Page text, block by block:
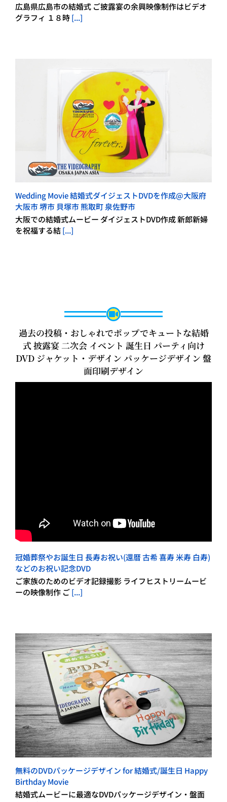
広島県広島市の結婚式 ご披露宴の余興映像制作はビデオ
グラフィ １８時[...]
Wedding Movie 結婚式ダイジェストDVDを作成@大阪府
大阪市 堺市 貝塚市 熊取町 泉佐野市
大阪での結婚式ムービー ダイジェストDVD作成 新郎新婦
を祝福する結[...]
過去の投稿・おしゃれでポップでキュートな結婚
式 披露宴 二次会 イベント 誕生日 パーティ向け
DVD ジャケット・デザイン パッケージデザイン 盤
面印刷デザイン
冠婚葬祭やお誕生日 長寿お祝い(還暦 古希 喜寿 米寿 白寿)
などのお祝い記念DVD
ご家族のためのビデオ記録撮影 ライフヒストリームービ
ーの映像制作 ご[...]
無料のDVDパッケージデザイン for 結婚式/誕生日 Happy
Birthday Movie
結婚式ムービーに最適なDVDパッケージデザイン・盤面